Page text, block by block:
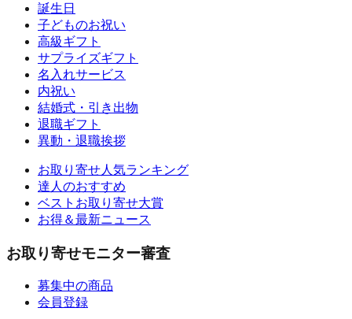
誕生日
子どものお祝い
高級ギフト
サプライズギフト
名入れサービス
内祝い
結婚式・引き出物
退職ギフト
異動・退職挨拶
お取り寄せ人気ランキング
達人のおすすめ
ベストお取り寄せ大賞
お得＆最新ニュース
お取り寄せモニター審査
募集中の商品
会員登録